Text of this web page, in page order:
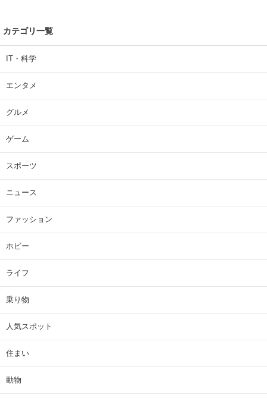
カテゴリ一覧
IT・科学
エンタメ
グルメ
ゲーム
スポーツ
ニュース
ファッション
ホビー
ライフ
乗り物
人気スポット
住まい
動物